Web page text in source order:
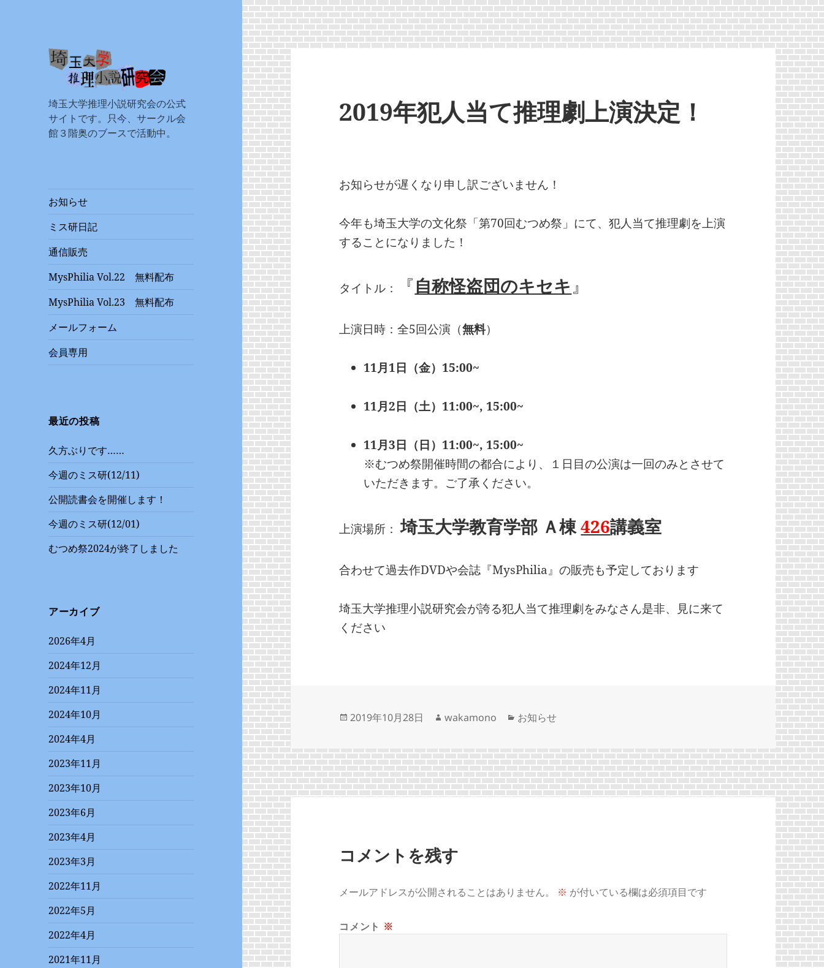
埼玉大学推理小説
研究会
埼玉大学推理小説研究会の公式
サイトです。只今、サークル会
館３階奥のブースで活動中。
お知らせ
ミス研日記
通信販売
MysPhilia Vol.22 無料配布
MysPhilia Vol.23 無料配布
メールフォーム
会員専用
最近の投稿
久方ぶりです……
今週のミス研(12/11)
公開読書会を開催します！
今週のミス研(12/01)
むつめ祭2024が終了しました
アーカイブ
2026年4月
2024年12月
2024年11月
2024年10月
2024年4月
2023年11月
2023年10月
2023年6月
2023年4月
2023年3月
2022年11月
2022年5月
2022年4月
2021年11月
2019年犯人当て推理劇上演決定！
お知らせが遅くなり申し訳ございません！
今年も埼玉大学の文化祭「第70回むつめ祭」にて、犯人当て推理劇を上演
することになりました！
タイトル： 『自称怪盗団のキセキ』
上演日時：全5回公演（無料）
11月1日（金）15:00~
11月2日（土）11:00~, 15:00~
11月3日（日）11:00~, 15:00~
※むつめ祭開催時間の都合により、１日目の公演は一回のみとさせて
いただきます。ご了承ください。
上演場所：埼玉大学教育学部 Ａ棟426講義室
合わせて過去作DVDや会誌『MysPhilia』の販売も予定しております
埼玉大学推理小説研究会が誇る犯人当て推理劇をみなさん是非、見に来て
ください
投
2019年10月28日
作
wakamono
カ
リ
ー
お知らせ
コメントを残す
メールアドレスが公開されることはありません。 ※ が付いている欄は必須項目です
コメント ※